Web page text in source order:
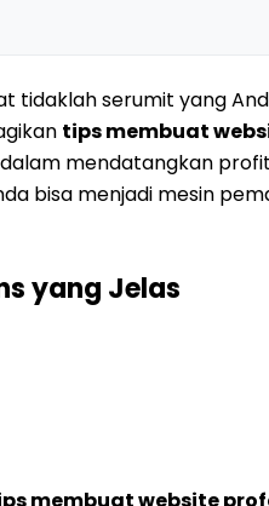
tidaklah serumit yang
tips membuat
mendatangkan
bisa menjadi mesin
yang Jelas